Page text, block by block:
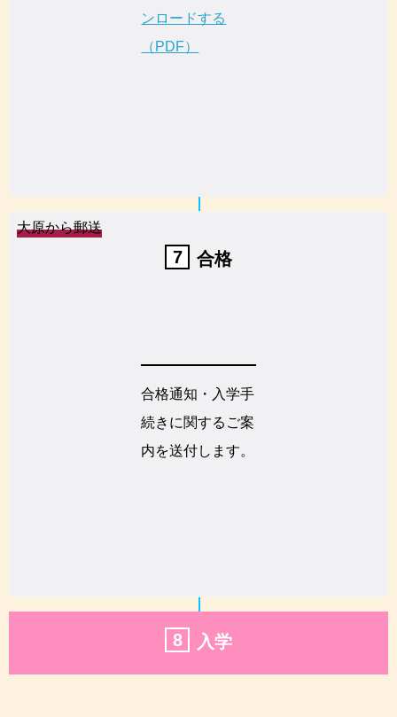
ンロードする
（PDF）
大原から郵送
7 合格
合格通知・入学手
続きに関するご案
内を送付します。
8 入学